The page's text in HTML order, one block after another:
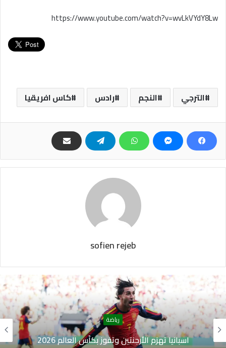
https://www.youtube.com/watch?v=wvLkVYdY8Lw
الترجي النجم رادس كاس افريقيا
sofien rejeb
رياضة
اسبانيا تهزم الأرجنتين وتفوز بكأس العالم 2026